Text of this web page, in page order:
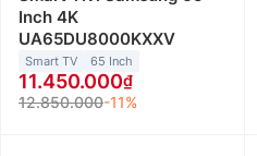
Inch 4K
UA65DU8000KXXV
Smart TV 65 Inch
11.450.000
12.850.000-11%